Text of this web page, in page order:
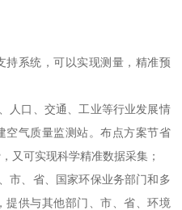
持系统，可以实现测量，精准预
人口、交通、工业等行业发展情
空气质量监测站。布点方案节省
又可实现科学精准数据采集；
市、省、国家环保业务部门和多
提供与其他部门、市、省、环境